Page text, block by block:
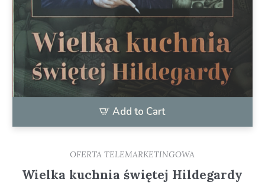
Add to Cart
OFERTA TELEMARKETINGOWA
Wielka kuchnia świętej Hildegardy